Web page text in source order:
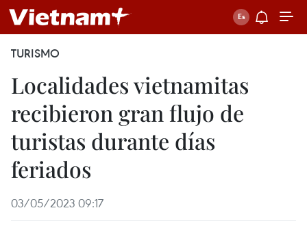
TURISMO
Localidades vietnamitas
recibieron gran flujo de
turistas durante días
feriados
03/05/2023 09:17